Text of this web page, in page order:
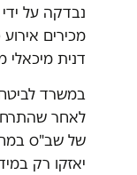
נבדקה על
מכירים
דנית מיכאלי
במשרד
לאחר
של שב"ס
יאזקו רק